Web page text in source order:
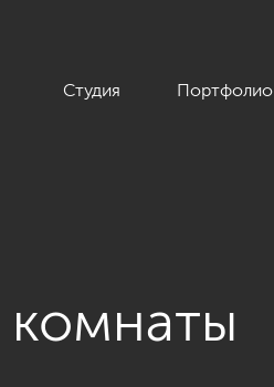
Студия Портфолио
комнаты